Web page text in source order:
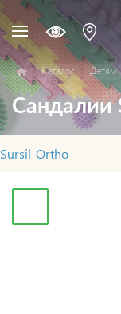
Каталог Детям
Сандалии
Sursil-Ortho